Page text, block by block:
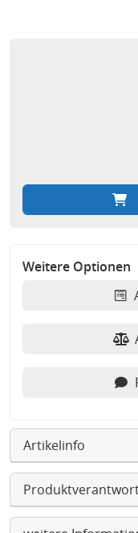
Weitere Optionen
Artikelinfo